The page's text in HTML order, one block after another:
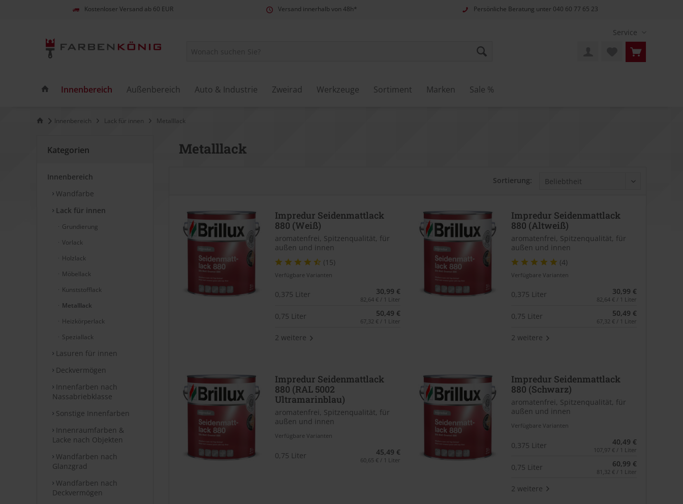
Kostenloser Versand ab 60 EUR Versand innerhalb von 48h* Persönliche Beratung unter 040 60 77 65 23
Service
Innenbereich Außenbereich Auto & Industrie Zweirad Werkzeuge Sortiment Marken Sale %
Innenbereich Lack für innen Metalllack
Kategorien
Innenbereich
Wandfarbe
Lack für innen
Grundierung
Vorlack
Holzlack
Möbellack
Kunststofflack
Metalllack
Heizkörperlack
Speziallack
Lasuren für innen
Deckvermögen
Innenfarben nach
Nassabriebklasse
Sonstige Innenfarben
Innenraumfarben &
Lacke nach Objekten
Wandfarben nach
Glanzgrad
Wandfarben nach
Deckvermögen
Metalllack
Sortierung:
Impredur Seidenmattlack
880 (Weiß)
aromatenfrei, Spitzenqualität, für
außen und innen
(15)
Verfügbare Varianten
0,375 Liter 30,99 €
82,64 € / 1 Liter
0,75 Liter 50,49 €
67,32 € / 1 Liter
2 weitere
Impredur Seidenmattlack
880 (Altweiß)
aromatenfrei, Spitzenqualität, für
außen und innen
(4)
Verfügbare Varianten
0,375 Liter 30,99 €
82,64 € / 1 Liter
0,75 Liter 50,49 €
67,32 € / 1 Liter
2 weitere
Impredur Seidenmattlack
880 (RAL 5002
Ultramarinblau)
aromatenfrei, Spitzenqualität, für
außen und innen
Verfügbare Varianten
0,75 Liter 45,49 €
60,65 € / 1 Liter
Impredur Seidenmattlack
880 (Schwarz)
aromatenfrei, Spitzenqualität, für
außen und innen
Verfügbare Varianten
0,375 Liter 40,49 €
107,97 € / 1 Liter
0,75 Liter 60,99 €
81,32 € / 1 Liter
2 weitere